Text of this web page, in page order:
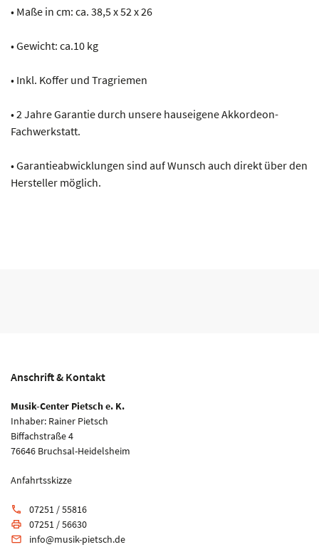
• Maße in cm: ca. 38,5 x 52 x 26
• Gewicht: ca.10 kg
• Inkl. Koffer und Tragriemen
• 2 Jahre Garantie durch unsere hauseigene Akkordeon-
Fachwerkstatt.
• Garantieabwicklungen sind auf Wunsch auch direkt über den
Hersteller möglich.
Anschrift & Kontakt
Musik-Center Pietsch e. K.
Inhaber: Rainer Pietsch
Biffachstraße 4
76646 Bruchsal-Heidelsheim
Anfahrtsskizze
phone 07251 / 55816
print 07251 / 56630
email info@musik-pietsch.de